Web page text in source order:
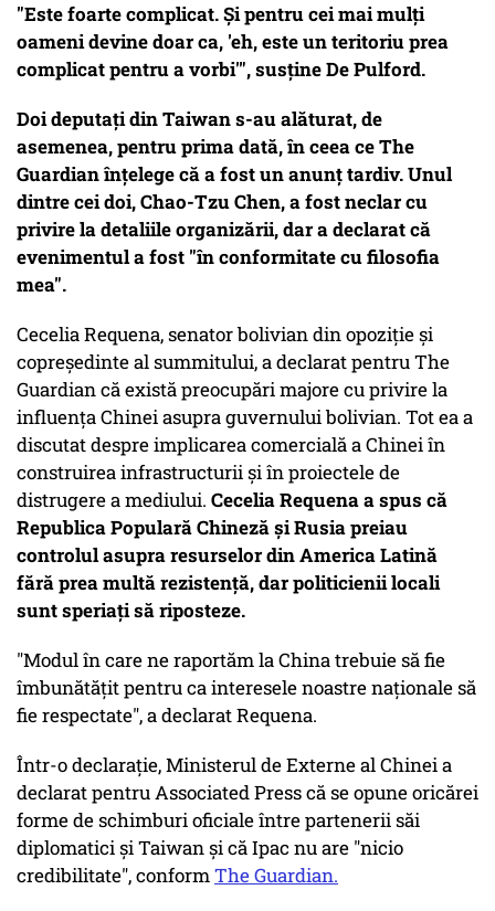
"Este foarte complicat. Și pentru cei mai mulți
oameni devine doar ca, 'eh, este un teritoriu prea
complicat pentru a vorbi'", susține De Pulford.
Doi deputați din Taiwan s-au alăturat, de
asemenea, pentru prima dată, în ceea ce The
Guardian înțelege că a fost un anunț tardiv. Unul
dintre cei doi, Chao-Tzu Chen, a fost neclar cu
privire la detaliile organizării, dar a declarat că
evenimentul a fost "în conformitate cu filosofia
mea".
Cecelia Requena, senator bolivian din opoziție și
copreședinte al summitului, a declarat pentru The
Guardian că există preocupări majore cu privire la
influența Chinei asupra guvernului bolivian. Tot ea a
discutat despre implicarea comercială a Chinei în
construirea infrastructurii și în proiectele de
distrugere a mediului. Cecelia Requena a spus că
Republica Populară Chineză și Rusia preiau
controlul asupra resurselor din America Latină
fără prea multă rezistență, dar politicienii locali
sunt speriați să riposteze.
"Modul în care ne raportăm la China trebuie să fie
îmbunătățit pentru ca interesele noastre naționale să
fie respectate", a declarat Requena.
Într-o declarație, Ministerul de Externe al Chinei a
declarat pentru Associated Press că se opune oricărei
forme de schimburi oficiale între partenerii săi
diplomatici și Taiwan și că Ipac nu are "nicio
credibilitate", conformThe Guardian.